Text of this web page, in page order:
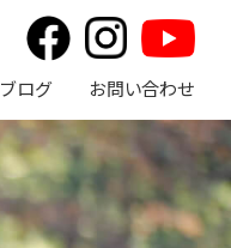
ブログ お問い合わせ